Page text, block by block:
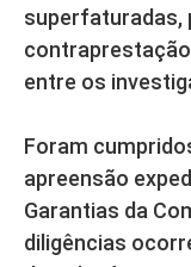
superfaturadas,
entre os
Foram
apreensão
Garantias da
diligências